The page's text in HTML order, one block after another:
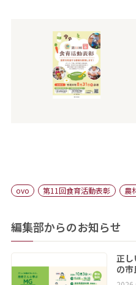
ovo 第11回食育活動表彰 農
編集部からのお知らせ
正
の